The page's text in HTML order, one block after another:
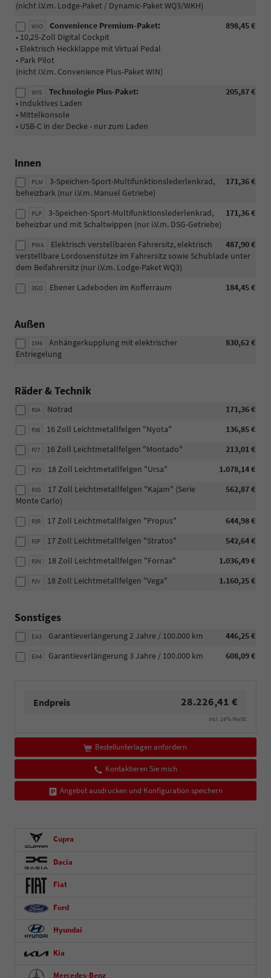
(nicht i.V.m. Lodge-Paket / Dynamic-Paket WQ3/WKH)
WIO 898,45 €
Convenience Premium-Paket:
• 10,25-Zoll Digital Cockpit
• Elektrisch Heckklappe mit Virtual Pedal
• Park Pilot
(nicht i.V.m. Convenience Plus-Paket WIN)
WIS 205,87 €
Technologie Plus-Paket:
• Induktives Laden
• Mittelkonsole
• USB-C in der Decke - nur zum Laden
Innen
PLM 171,36 €
3-Speichen-Sport-Multifunktionslederlenkrad,
beheizbark (nur i.V.m. Manuel Getriebe)
PLP 171,36 €
3-Speichen-Sport-Multifunktionslederlenkrad,
beheizbar und mit Schaltwippen (nur i.V.m. DSG-Getriebe)
PWA 487,90 €
Elektrisch verstellbaren Fahrersitz, elektrisch
verstellbare Lordosenstütze im Fahrersitz sowie Schublade unter
dem Beifahrersitz (nur i.V.m. Lodge-Paket WQ3)
3GD 184,45 €
Ebener Ladeboden im Kofferraum
Außen
1M6 830,62 €
Anhängerkupplung mit elektrischer
Entriegelung
Räder & Technik
PJA 171,36 €
Notrad
PJ6 136,85 €
16 Zoll Leichtmetallfelgen "Nyota"
PJ7 213,01 €
16 Zoll Leichtmetallfelgen "Montado"
P20 1.078,14 €
18 Zoll Leichtmetallfelgen "Ursa"
PJG 562,87 €
17 Zoll Leichtmetallfelgen "Kajam" (Serie
Monte Carlo)
PJR 644,98 €
17 Zoll Leichtmetallfelgen "Propus"
PJP 542,64 €
17 Zoll Leichtmetallfelgen "Stratos"
PJN 1.036,49 €
18 Zoll Leichtmetallfelgen "Fornax"
PJV 1.160,25 €
18 Zoll Leichtmetallfelgen "Vega"
Sonstiges
EA3 446,25 €
Garantieverlängerung 2 Jahre / 100.000 km
EA4 608,09 €
Garantieverlängerung 3 Jahre / 100.000 km
Endpreis 28.226,41 €
incl. 19% MwSt.
Bestellunterlagen anfordern
Kontaktieren Sie mich
Angebot ausdrucken und Konfiguration speichern
Cupra
Dacia
Fiat
Ford
Hyundai
Kia
Mercedes-Benz